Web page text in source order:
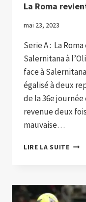
La Roma
mai 23, 2023
Serie A : La
Salernitana à
face à
égalisé à deux
de la 36e journée
revenue deux
mauvaise…
LIRE LA SUITELA
LOIN
FACE